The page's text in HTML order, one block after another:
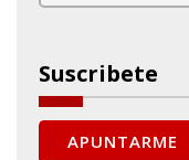
Suscribete